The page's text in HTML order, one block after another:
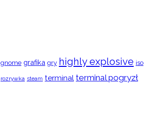
gnome grafika gry highly explosive iso
rozrywka steam terminal terminal pogryzł